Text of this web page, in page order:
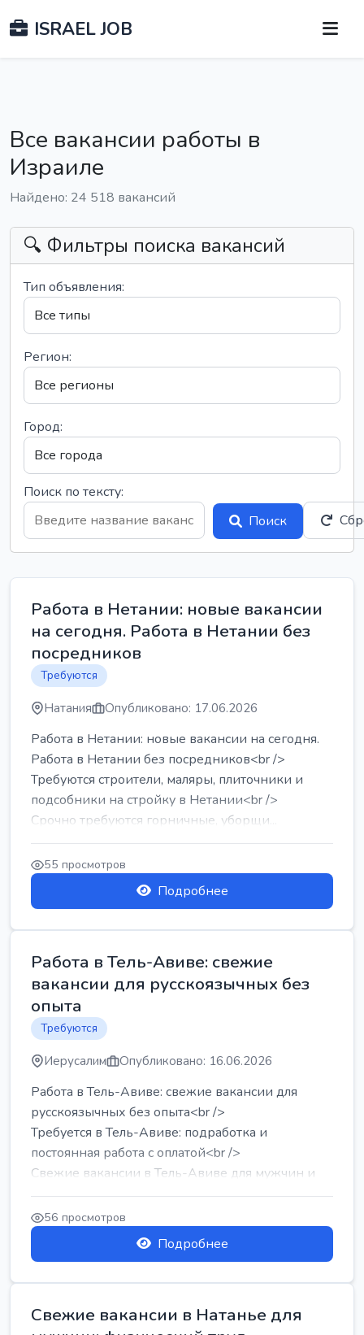
ISRAEL JOB
Все вакансии работы в
Израиле
Найдено: 24 518 вакансий
🔍 Фильтры поиска вакансий
Тип объявления:
Регион:
Город:
Поиск по тексту:
Поиск
Работа в Нетании: новые вакансии
на сегодня. Работа в Нетании без
посредников
Требуются
Натания Опубликовано: 17.06.2026
Работа в Нетании: новые вакансии на сегодня.
Работа в Нетании без посредников<br />
Требуются строители, маляры, плиточники и
подсобники на стройку в Нетании<br />
Срочно требуются горничные, уборщи...
55 просмотров
Подробнее
Работа в Тель-Авиве: свежие
вакансии для русскоязычных без
опыта
Требуются
Иерусалим Опубликовано: 16.06.2026
Работа в Тель-Авиве: свежие вакансии для
русскоязычных без опыта<br />
Требуется в Тель-Авиве: подработка и
постоянная работа с оплатой<br />
Свежие вакансии в Тель-Авиве для мужчин и
женщин от хозя...
56 просмотров
Подробнее
Свежие вакансии в Натанье для